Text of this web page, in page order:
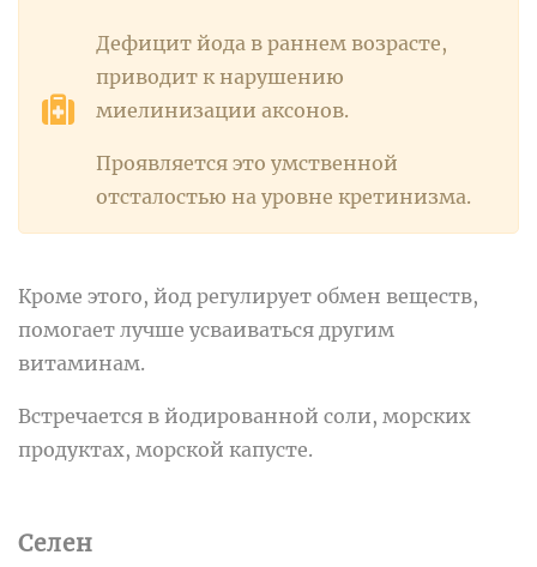
Дефицит йода в раннем возрасте,
приводит к нарушению
миелинизации аксонов.
Проявляется это умственной
отсталостью на уровне кретинизма.
Кроме этого, йод регулирует обмен веществ,
помогает лучше усваиваться другим
витаминам.
Встречается в йодированной соли, морских
продуктах, морской капусте.
Селен